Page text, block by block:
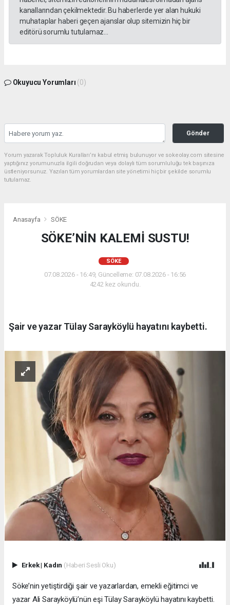
kanallarından çekilmektedir. Bu haberlerde yer alan hukuki
muhataplar haberi geçen ajanslar olup sitemizin hiç bir
editörü sorumlu tutulamaz...
Okuyucu Yorumları (0)
Gönder
Yorum yazarak Topluluk Kuralları’nı kabul etmiş bulunuyor ve sokeolay.com sitesine
yaptığınız yorumunuzla ilgili doğrudan veya dolaylı tüm sorumluluğu tek başınıza
üstleniyorsunuz. Yazılan tüm yorumlardan site yönetimi hiçbir şekilde sorumlu
tutulamaz.
Anasayfa SÖKE
SÖKE’NİN KALEMİ SUSTU!
SÖKE
07.08.2026 - 16:49, Güncelleme: 07.08.2026 - 16:56
4242 kez okundu.
Şair ve yazar Tülay Sarayköylü hayatını kaybetti.
Erkek| Kadın (Haberi Sesli Oku)
Söke’nin yetiştirdiği şair ve yazarlardan, emekli eğitimci ve
yazar Ali Sarayköylü’nün eşi Tülay Sarayköylü hayatını kaybetti.